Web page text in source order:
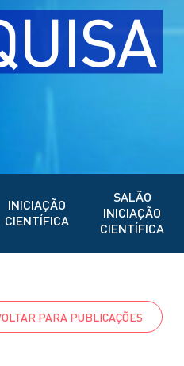
INICIAÇÃO
CIENTÍFICA
SALÃO
INICIAÇÃO
CIENTÍFICA
PARA PUBLICAÇÕES